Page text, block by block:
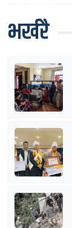
भर्खरै